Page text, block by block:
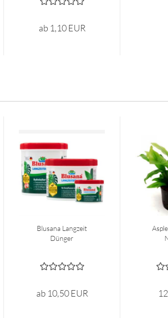
ab 1,10 EUR
Blusana Langzeit
Dünger
ab 10,50 EUR